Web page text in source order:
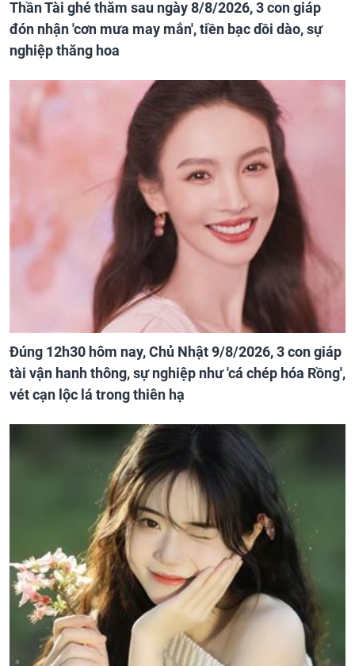
Thần Tài ghé thăm sau ngày 8/8/2026, 3 con giáp
đón nhận 'cơn mưa may mắn', tiền bạc dồi dào, sự
nghiệp thăng hoa
Đúng 12h30 hôm nay, Chủ Nhật 9/8/2026, 3 con giáp
tài vận hanh thông, sự nghiệp như 'cá chép hóa Rồng',
vét cạn lộc lá trong thiên hạ